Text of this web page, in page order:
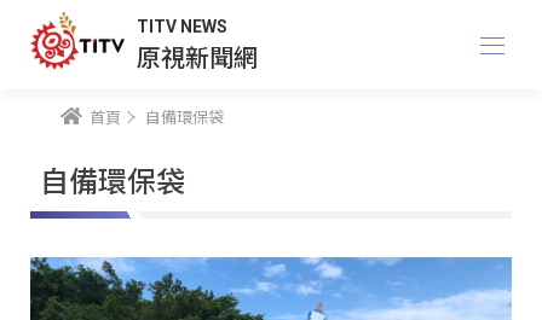
TITV NEWS
原視新聞網
首頁 自備環保袋
自備環保袋